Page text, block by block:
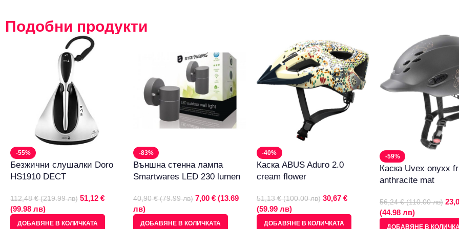
Подобни продукти
-55%
Безжични слушалки Doro
HS1910 DECT
112,48 € (219.99 лв) 51,12 €
(99.98 лв)
ДОБАВЯНЕ В КОЛИЧКАТА
-83%
Външна стенна лампа
Smartwares LED 230 lumen
40,90 € (79.99 лв) 7,00 € (13.69
лв)
ДОБАВЯНЕ В КОЛИЧКАТА
-40%
Каска ABUS Aduro 2.0
cream flower
51,13 € (100.00 лв) 30,67 €
(59.99 лв)
ДОБАВЯНЕ В КОЛИЧКАТА
-59%
Каска Uvex onyxx
anthracite mat
56,24 € (110.00 лв)
(44.98 лв)
ДОБАВЯНЕ В